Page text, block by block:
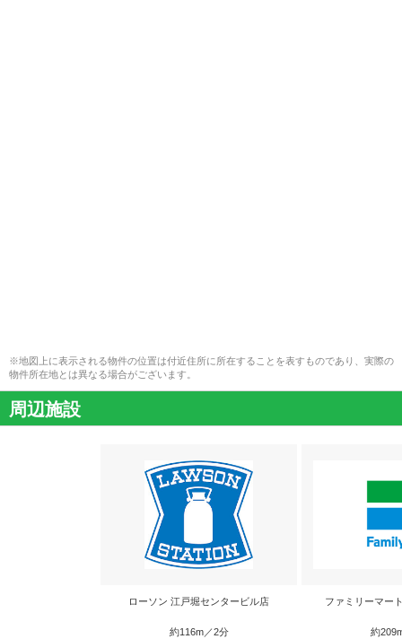
※地図上に表示される物件の位置は付近住所に所在することを表すものであり、実際の
物件所在地とは異なる場合がございます。
周辺施設
ローソン 江戸堀センタービル店
約116m／2分
ファミリーマー
約